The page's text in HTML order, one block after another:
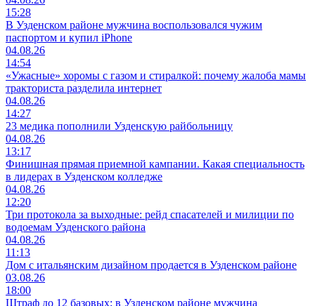
15:28
В Узденском районе мужчина воспользовался чужим
паспортом и купил iPhone
04.08.26
14:54
«Ужасные» хоромы с газом и стиралкой: почему жалоба мамы
тракториста разделила интернет
04.08.26
14:27
23 медика пополнили Узденскую райбольницу
04.08.26
13:17
Финишная прямая приемной кампании. Какая специальность
в лидерах в Узденском колледже
04.08.26
12:20
Три протокола за выходные: рейд спасателей и милиции по
водоемам Узденского района
04.08.26
11:13
Дом с итальянским дизайном продается в Узденском районе
03.08.26
18:00
Штраф до 12 базовых: в Узденском районе мужчина